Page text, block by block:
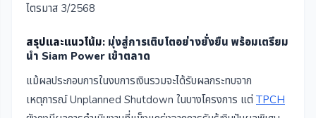
ไตรมาส 3/2568
สรุปและแนวโน้ม: มุ่งสู่การเติบโตอย่างยั่งยืน พร้อมเตรียม
นำ Siam Power เข้าตลาด
แม้ผลประกอบการในงบการเงินรวมจะได้รับผลกระทบจาก
เหตุการณ์ Unplanned Shutdown ในบางโครงการ แต่ TPCH